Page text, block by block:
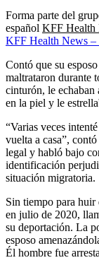
Forma parte del
español KFF Health
KFF Health News –
Contó que su
maltrataron durante
cinturón, le echaban
en la piel y le
“Varias veces
vuelta a casa”,
legal y habló bajo
identificación
situación migratoria.
Sin tiempo para huir
en julio de 2020,
su deportación. La
esposo
Él hombre fue